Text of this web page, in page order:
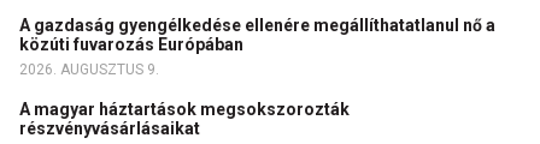
A gazdaság gyengélkedése ellenére megállíthatatlanul nő a
közúti fuvarozás Európában
2026. AUGUSZTUS 9.
A magyar háztartások megsokszorozták
részvényvásárlásaikat